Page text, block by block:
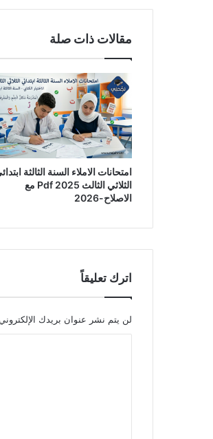
مقالات ذات صلة
امتحانات الاملاء السنة الثالثة
الثلاثي الثالث Pdf 2025 مع
الاصلاح-2026
اترك تعليقاً
لن يتم نشر عنوان بريدك